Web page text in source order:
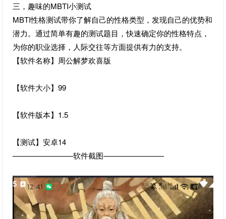
三，趣味的MBTI小测试
MBTI性格测试带你了解自己的性格类型，发现自己的优势和
潜力。通过简单有趣的测试题目，快速确定你的性格特点，
为你的职业选择，人际交往等方面提供有力的支持。
【软件名称】周公解梦欢喜版
【软件大小】99
【软件版本】1.5
【测试】安卓14
————————软件截图————————